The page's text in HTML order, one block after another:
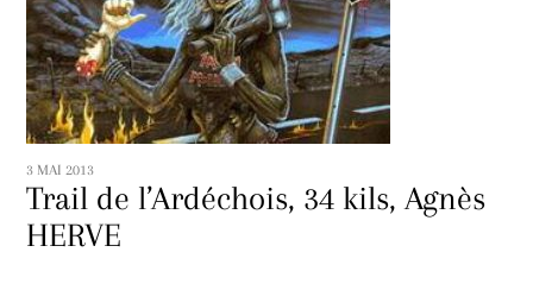
3 MAI 2013
Trail de l’Ardéchois, 34 kils, Agnès
HERVE